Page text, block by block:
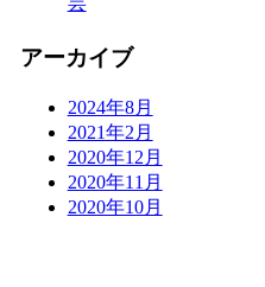
アーカイブ
2024年8月
2021年2月
2020年12月
2020年11月
2020年10月